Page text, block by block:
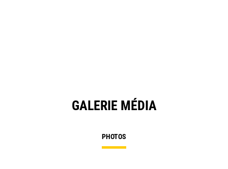
GALERIE MÉDIA
PHOTOS